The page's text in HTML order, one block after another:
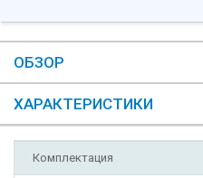
ОБЗОР
ХАРАКТЕРИСТИКИ
Комплектация